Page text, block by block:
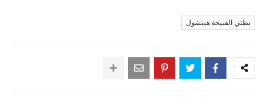
بطتي القبيحة هيتشول